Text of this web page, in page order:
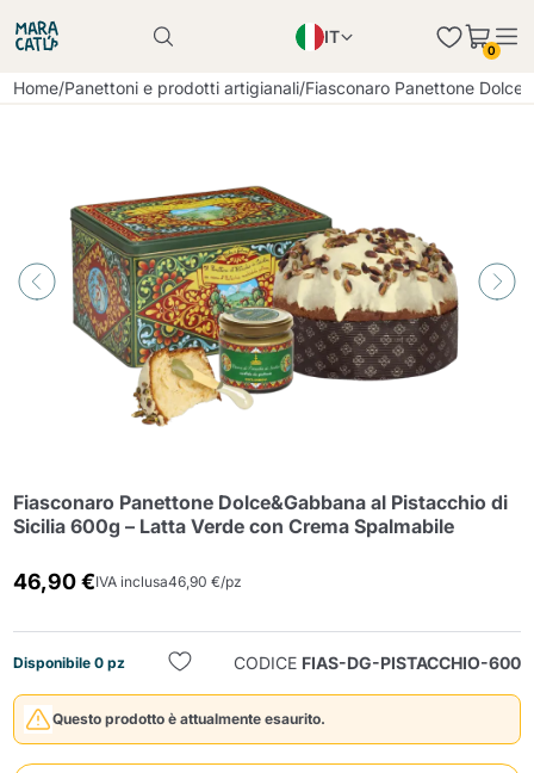
IT
0
Home/Panettoni e prodotti artigianali/Fiasconaro Panettone
Fiasconaro Panettone Dolce&Gabbana al Pistacchio di
Sicilia 600g – Latta Verde con Crema Spalmabile
46,90 €IVA inclusa46,90 €/pz
Disponibile 0 pz CODICE FIAS-DG-PISTACCHIO-600
Questo prodotto è attualmente esaurito.
Il prodotto è stato aggiunto con successo al
Il prodotto è stato aggiunto con successo al
Continua a fare acquisti
Continua a fare acquisti
Aggiungi la quantità minima consentita
Continua a fare acquisti
Invia